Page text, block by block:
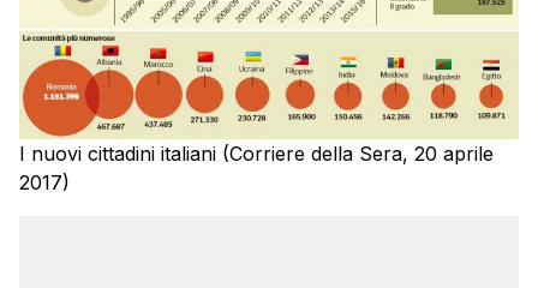
I nuovi cittadini italiani (Corriere della Sera, 20 aprile
2017)